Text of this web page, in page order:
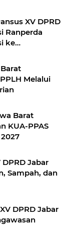
XV DPRD
Ranperda
ke
Melalui
Barat
KUA-PPAS
Sampah, dan
DPRD Jabar